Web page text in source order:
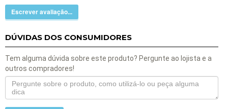
Escrever avaliação...
DÚVIDAS DOS CONSUMIDORES
Tem alguma dúvida sobre este produto? Pergunte ao lojista e a
outros compradores!